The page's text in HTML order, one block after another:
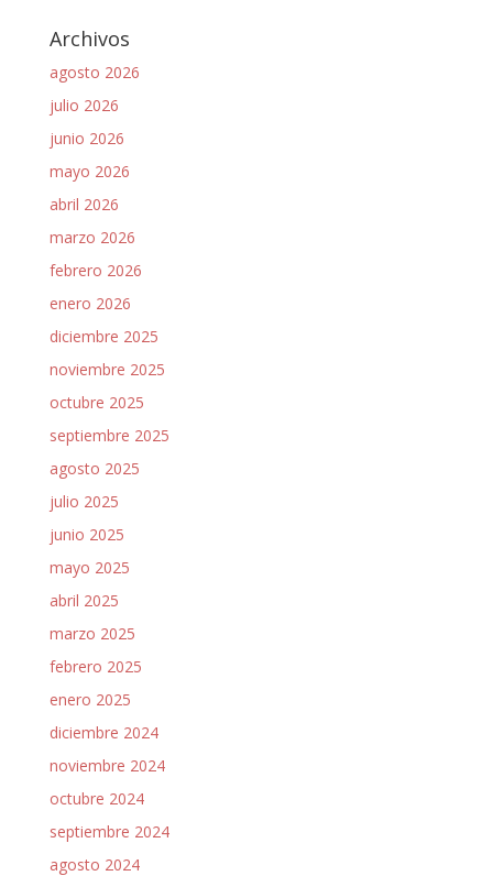
Archivos
agosto 2026
julio 2026
junio 2026
mayo 2026
abril 2026
marzo 2026
febrero 2026
enero 2026
diciembre 2025
noviembre 2025
octubre 2025
septiembre 2025
agosto 2025
julio 2025
junio 2025
mayo 2025
abril 2025
marzo 2025
febrero 2025
enero 2025
diciembre 2024
noviembre 2024
octubre 2024
septiembre 2024
agosto 2024